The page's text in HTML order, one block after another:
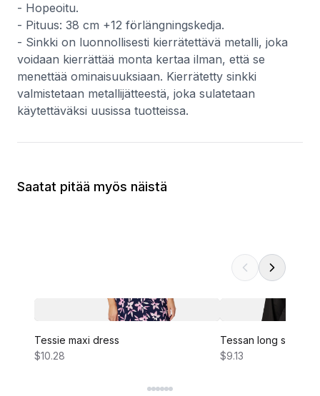
- Hopeoitu.
- Pituus: 38 cm +12 förlängningskedja.
- Sinkki on luonnollisesti kierrätettävä metalli, joka
voidaan kierrättää monta kertaa ilman, että se
menettää ominaisuuksiaan. Kierrätetty sinkki
valmistetaan metallijätteestä, joka sulatetaan
käytettäväksi uusissa tuotteissa.
Saatat pitää myös näistä
Tessie maxi dress
$10.28
Tessan long sleeve
$9.13